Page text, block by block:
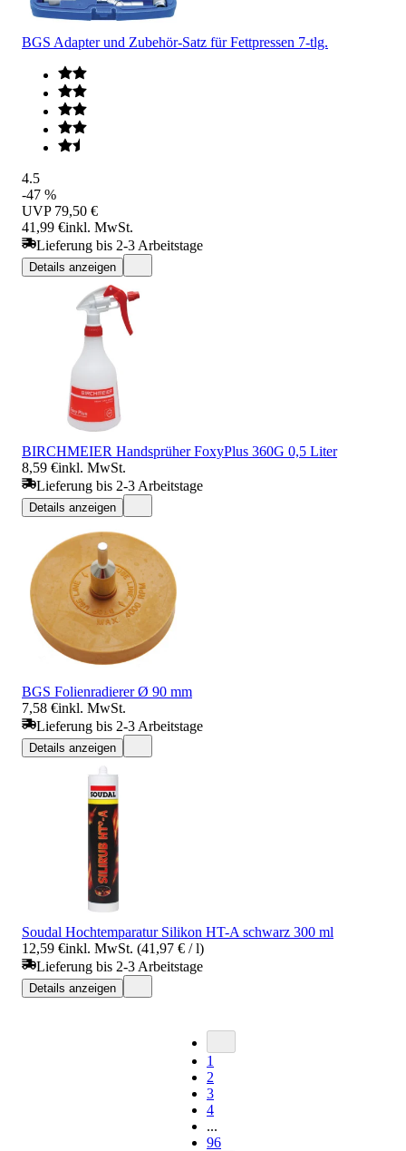
BGS Adapter und Zubehör-Satz für Fettpressen 7-tlg.
4.5
-47 %
UVP 79,50 €
41,99 €inkl. MwSt.
Lieferung bis 2-3 Arbeitstage
Details anzeigen
BIRCHMEIER Handsprüher FoxyPlus 360G 0,5 Liter
8,59 €inkl. MwSt.
Lieferung bis 2-3 Arbeitstage
Details anzeigen
BGS Folienradierer Ø 90 mm
7,58 €inkl. MwSt.
Lieferung bis 2-3 Arbeitstage
Details anzeigen
Soudal Hochtemparatur Silikon HT-A schwarz 300 ml
12,59 €inkl. MwSt. (41,97 € / l)
Lieferung bis 2-3 Arbeitstage
Details anzeigen
1
2
3
4
...
96